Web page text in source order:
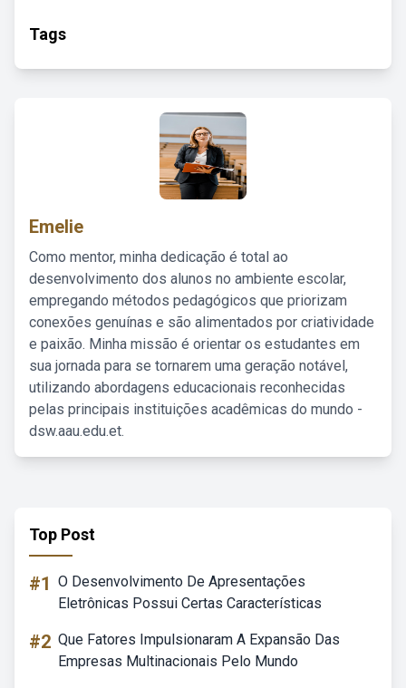
Tags
Emelie
Como mentor, minha dedicação é total ao
desenvolvimento dos alunos no ambiente escolar,
empregando métodos pedagógicos que priorizam
conexões genuínas e são alimentados por criatividade
e paixão. Minha missão é orientar os estudantes em
sua jornada para se tornarem uma geração notável,
utilizando abordagens educacionais reconhecidas
pelas principais instituições acadêmicas do mundo -
dsw.aau.edu.et.
Top Post
#1 O Desenvolvimento De Apresentações
Eletrônicas Possui Certas Características
#2 Que Fatores Impulsionaram A Expansão Das
Empresas Multinacionais Pelo Mundo